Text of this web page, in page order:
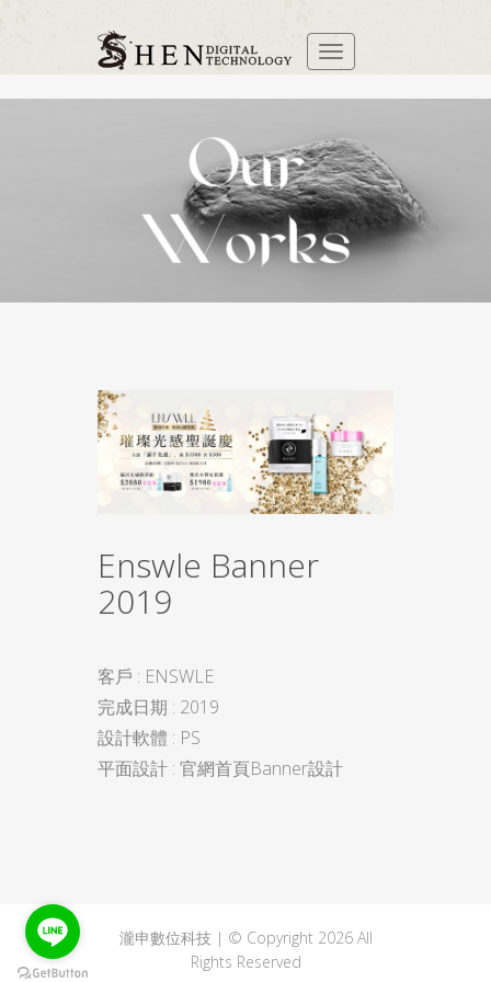
Enswle Banner
2019
客戶 : ENSWLE
完成日期 : 2019
設計軟體 : PS
平面設計 : 官網首頁Banner設計
瀧申數位科技 | © Copyright 2026 All
Rights Reserved